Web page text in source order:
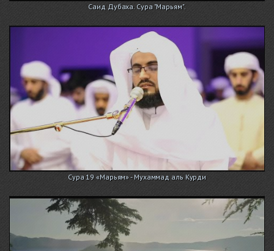
Саид Дубаха. Сура "Марьям".
Сура 19 «Марьям» - Мухаммад аль Курди